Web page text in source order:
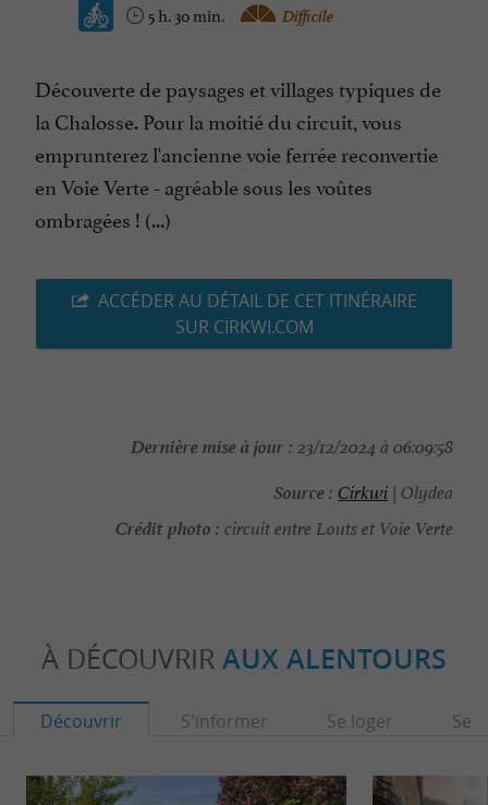
5 h. 30 min. Difficile
Découverte de paysages et villages typiques de
la Chalosse. Pour la moitié du circuit, vous
emprunterez l'ancienne voie ferrée reconvertie
en Voie Verte - agréable sous les voûtes
ombragées ! (...)
ACCÉDER AU DÉTAIL DE CET ITINÉRAIRE
SUR CIRKWI.COM
Dernière mise à jour : 23/12/2024 à 06:09:58
Source : Cirkwi | Olydea
Crédit photo : circuit entre Louts et Voie Verte
À DÉCOUVRIR AUX ALENTOURS
Découvrir S'informer Se loger Se